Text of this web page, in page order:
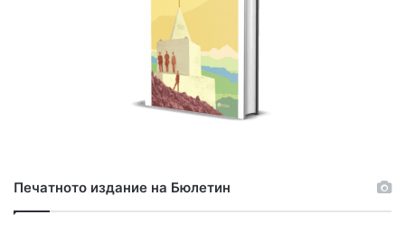
Печатното издание на Бюлетин